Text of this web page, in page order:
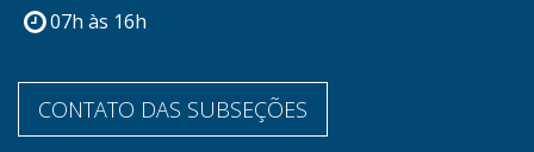
07h às 16h
CONTATO DAS SUBSEÇÕES